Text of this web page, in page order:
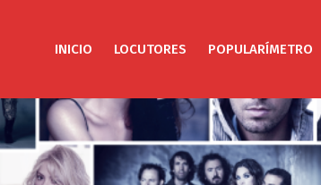
INICIO LOCUTORES POPULARÍMETRO